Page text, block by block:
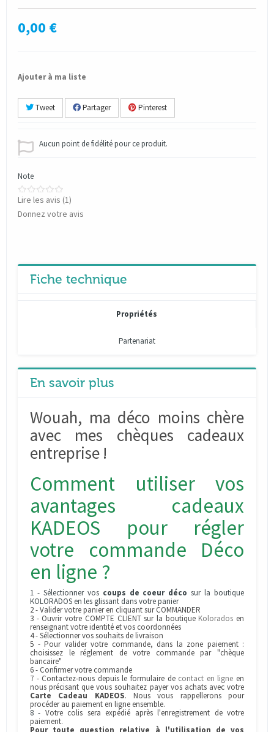
0,00 €
Ajouter à ma liste
Tweet Partager Pinterest
Aucun point de fidélité pour ce produit.
Note
Lire les avis (1)
Donnez votre avis
Fiche technique
Propriétés
Partenariat
En savoir plus
Wouah, ma déco moins chère
avec mes chèques cadeaux
entreprise !
Comment utiliser vos
avantages cadeaux
KADEOS pour régler
votre commande Déco
en ligne ?
1 - Sélectionner vos coups de coeur déco sur la boutique
KOLORADOS en les glissant dans votre panier
2 - Valider votre panier en cliquant sur COMMANDER
3 - Ouvrir votre COMPTE CLIENT sur la boutique Kolorados en
renseignant votre identité et vos coordonnées
4 - Sélectionner vos souhaits de livraison
5 - Pour valider votre commande, dans la zone paiement :
choisissez le réglement de votre commande par "chèque
bancaire"
6 - Confirmer votre commande
7 - Contactez-nous depuis le formulaire de contact en ligne en
nous précisant que vous souhaitez payer vos achats avec votre
Carte Cadeau KADEOS. Nous vous rappellerons pour
procéder au paiement en ligne ensemble.
8 - Votre colis sera expédié après l'enregistrement de votre
paiement.